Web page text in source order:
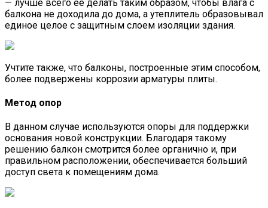
— лучше всего ее делать таким образом, чтобы влага с
балкона не доходила до дома, а утеплитель образовывал
единое целое с защитным слоем изоляции здания.
Учтите также, что балконы, построенные этим способом,
более подвержены коррозии арматуры плиты.
Метод опор
В данном случае используются опоры для поддержки
основания новой конструкции. Благодаря такому
решению балкон смотрится более органично и, при
правильном расположении, обеспечивается больший
доступ света к помещениям дома.